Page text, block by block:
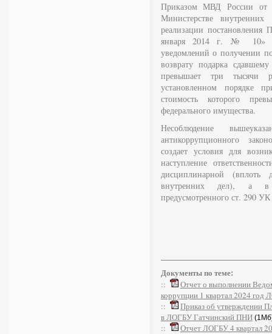
Приказом МВД России
Министерстве
реализации постановления
января 2014 г. № 10»
уведомлений о получении
возврату подарка
превышает три тысячи
установленном порядке
стоимость которого
федерального имущества.
Несоблюдение
антикоррупционного
создает условия для
наступление
дисциплинарной
внутренних дел), а в
предусмотренного ст. 290
Документы по теме:
::
Отчет о выполнении
коррупции 1 квартал 2024
::
Приказ об утверждении
в ЛОГБУ Гатчинский ПНИ
:: Отчет ЛОГБУ 4 квартал